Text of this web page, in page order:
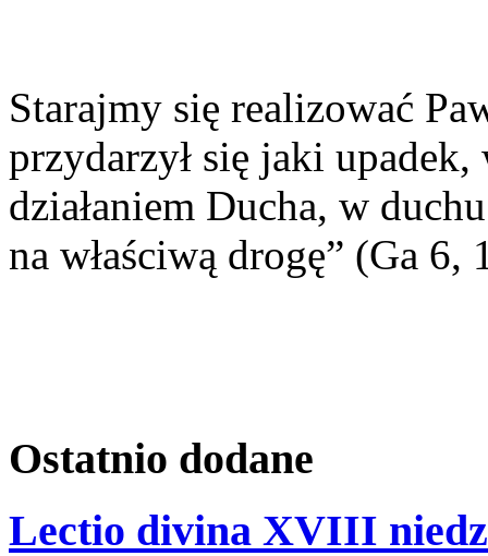
Starajmy się realizować
przydarzył się jaki
działaniem Ducha, w
na właściwą drogę” (Ga 6,
Ostatnio dodane
Lectio divina XVIII